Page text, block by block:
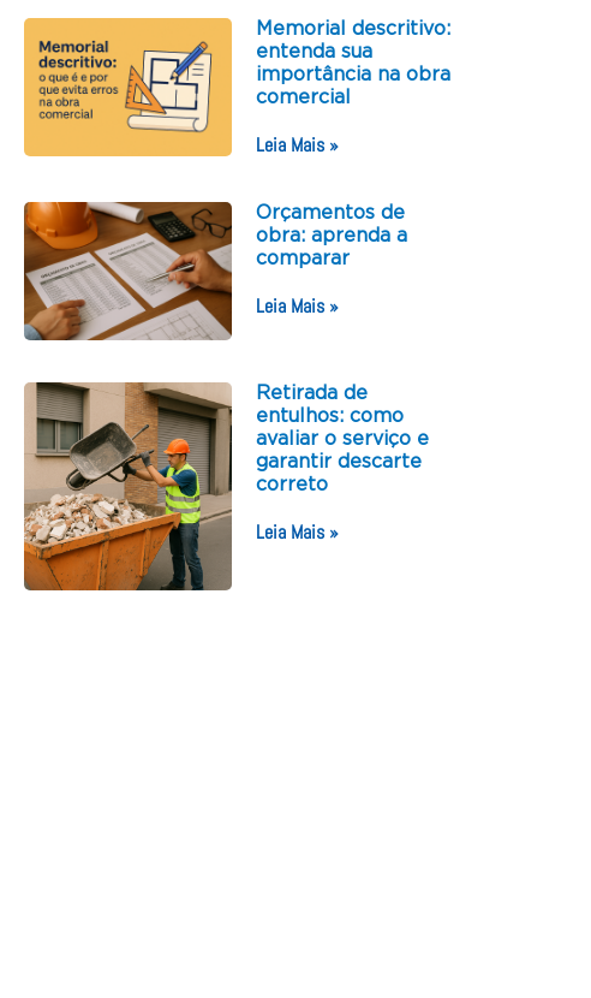
Memorial descritivo:
entenda sua
importância na obra
comercial
Leia Mais »
Orçamentos de
obra: aprenda a
comparar
Leia Mais »
Retirada de
entulhos: como
avaliar o serviço e
garantir descarte
correto
Leia Mais »